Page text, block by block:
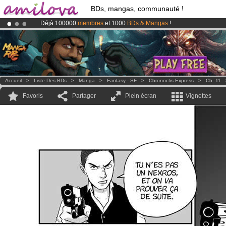
BDs, mangas, communauté !
Déjà 100000 membres et 1000 BDs & Mangas !
Abonnement premium: à partir de3.95 eurospar mois !Clique ici
LeKickstarter Amilova est désormais lancé
Accueil > Liste Des BDs > Manga > Fantasy - SF > Chronoctis Express > Ch. 11
Favoris Partager Plein écran Vignettes